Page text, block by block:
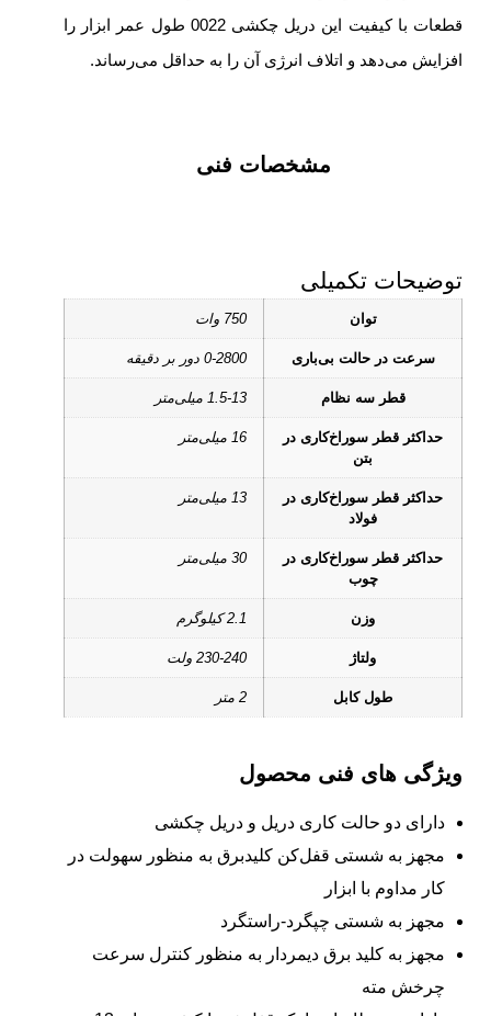
قطعات با کیفیت این دریل چکشی 0022 طول عمر ابزار را
افزایش می‌دهد و اتلاف انرژی آن را به حداقل می‌رساند.
مشخصات فنی
توضیحات تکمیلی
توان 750 وات
سرعت در حالت بی‌باری 0-2800 دور بر دقیقه
قطر سه‌ نظام 1.5-13 میلی‌متر
حداکثر قطر سوراخ‌کاری در
بتن
16 میلی‌متر
حداکثر قطر سوراخ‌کاری در
فولاد
13 میلی‌متر
حداکثر قطر سوراخ‌کاری در
چوب
30 میلی‌متر
وزن 2.1 کیلوگرم
ولتاژ 230-240 ولت
طول کابل 2 متر
ویژگی های فنی محصول
دارای دو حالت کاری دریل و دریل چکشی
مجهز به شستی قفل‌کن کلیدبرق به منظور سهولت در
کار مداوم با ابزار
مجهز به شستی چپگرد-راستگرد
مجهز به کلید برق دیمردار به منظور کنترل سرعت
چرخش مته